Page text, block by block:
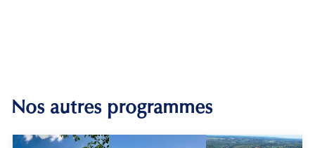
Nos autres programmes